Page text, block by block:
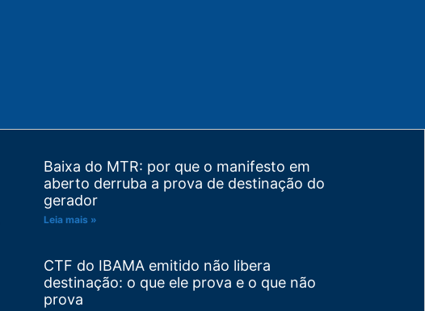
Baixa do MTR: por que o manifesto em
aberto derruba a prova de destinação do
gerador
Leia mais »
CTF do IBAMA emitido não libera
destinação: o que ele prova e o que não
prova